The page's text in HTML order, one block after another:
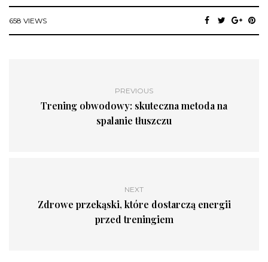
658 VIEWS
PREVIOUS
Trening obwodowy: skuteczna metoda na
spalanie tłuszczu
NEXT
Zdrowe przekąski, które dostarczą energii
przed treningiem